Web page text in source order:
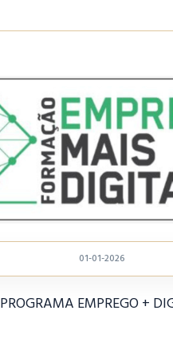
01-01-2026
PROGRAMA EMPREGO +